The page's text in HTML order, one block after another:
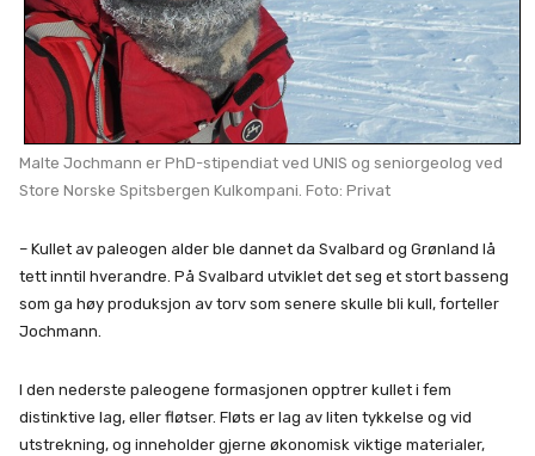
Malte Jochmann er PhD-stipendiat ved UNIS og seniorgeolog ved
Store Norske Spitsbergen Kulkompani. Foto: Privat
– Kullet av paleogen alder ble dannet da Svalbard og Grønland lå
tett inntil hverandre. På Svalbard utviklet det seg et stort basseng
som ga høy produksjon av torv som senere skulle bli kull, forteller
Jochmann.
I den nederste paleogene formasjonen opptrer kullet i fem
distinktive lag, eller fløtser. Fløts er lag av liten tykkelse og vid
utstrekning, og inneholder gjerne økonomisk viktige materialer,